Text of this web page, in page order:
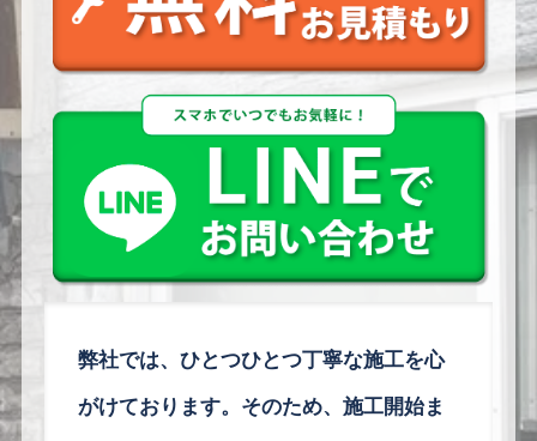
弊社では、 ひとつひとつ丁寧な施工を心
がけております。そのため、施工開始ま